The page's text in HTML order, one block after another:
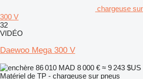
chargeuse
300 V
32
VIDÉO
Daewoo Mega 300 V
86 010 MAD 8 000 € ≈ 9 243 $US
Matériel de TP - chargeuse sur pneus